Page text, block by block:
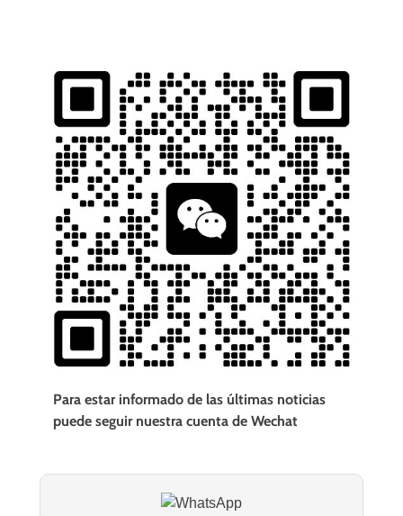
Para estar informado de las últimas noticias
puede seguir nuestra cuenta de Wechat